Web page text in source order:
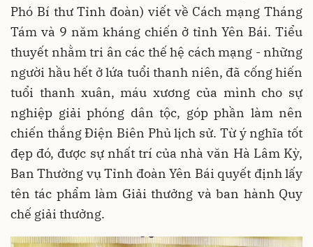
Phó Bí thư Tỉnh đoàn) viết về Cách mạng Tháng
Tám và 9 năm kháng chiến ở tỉnh Yên Bái. Tiểu
thuyết nhằm tri ân các thế hệ cách mạng - những
người hầu hết ở lứa tuổi thanh niên, đã cống hiến
tuổi thanh xuân, máu xương của mình cho sự
nghiệp giải phóng dân tộc, góp phần làm nên
chiến thắng Điện Biên Phủ lịch sử. Từ ý nghĩa tốt
đẹp đó, được sự nhất trí của nhà văn Hà Lâm Kỳ,
Ban Thường vụ Tỉnh đoàn Yên Bái quyết định lấy
tên tác phẩm làm Giải thưởng và ban hành Quy
chế giải thưởng.